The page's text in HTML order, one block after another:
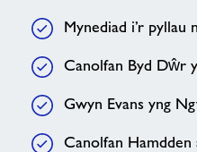
Mynediad i’r
Canolfan Byd Dŵr
Gwyn Evans yng
Canolfan